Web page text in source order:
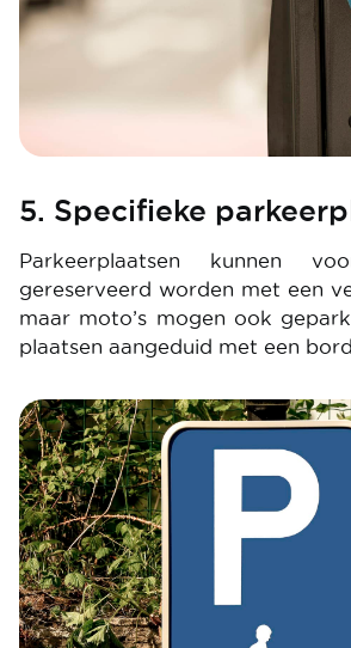
5. Specifieke
Parkeerplaatsen kunnen
gereserveerd worden met een
maar moto’s mogen ook
plaatsen aangeduid met een
Image